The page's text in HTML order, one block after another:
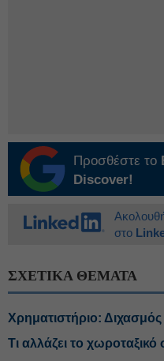
Προσθέστε το
Discover!
στο
ΣΧΕΤΙΚΑ ΘΕΜΑΤΑ
Χρηματιστήριο:
Τι αλλάζει το χωροταξικό